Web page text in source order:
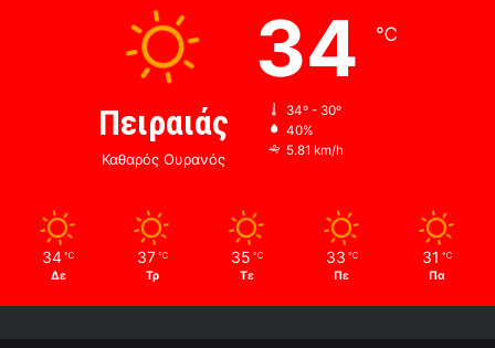
Πειραιάς
Καθαρός Ουρανός
34 ℃
34º - 30º
40%
5.81 km/h
34 ℃
Δε
37 ℃
Τρ
35 ℃
Τε
33 ℃
Πε
31 ℃
Πα